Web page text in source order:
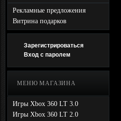
Рекламные предложения
Витрина подарков
Зарегистрироваться
Вход с паролем
МЕНЮ МАГАЗИНА
Игры Xbox 360 LT 3.0
Игры Xbox 360 LT 2.0